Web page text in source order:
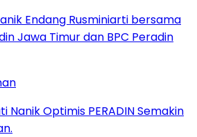
Nanik Optimis PERADIN Semakin